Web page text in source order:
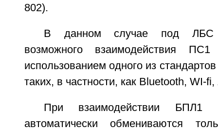
802).
В данном случае под ЛБС
возможного
использованием одного из
таких, в частности, как Bluetooth, WI-
При взаимодействии
автоматически обмениваются